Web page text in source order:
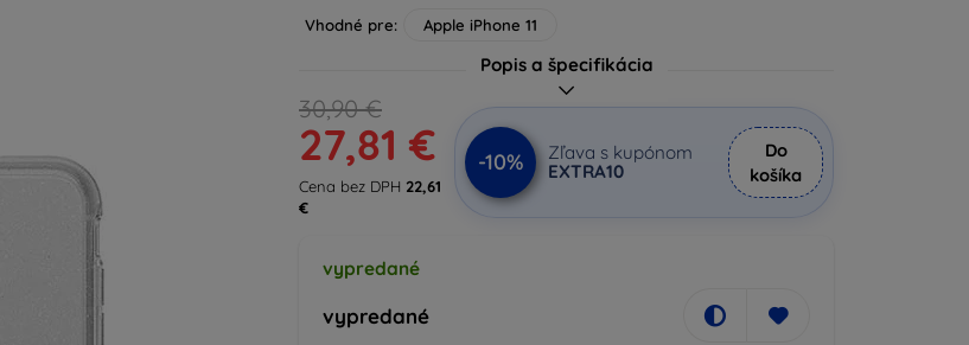
Vhodné pre: Apple iPhone 11
Popis a špecifikácia
30,90 €
27,81 €
Cena bez DPH 22,61
€
-10%
Zľava s kupónom
EXTRA10
Do
košíka
vypredané
vypredané